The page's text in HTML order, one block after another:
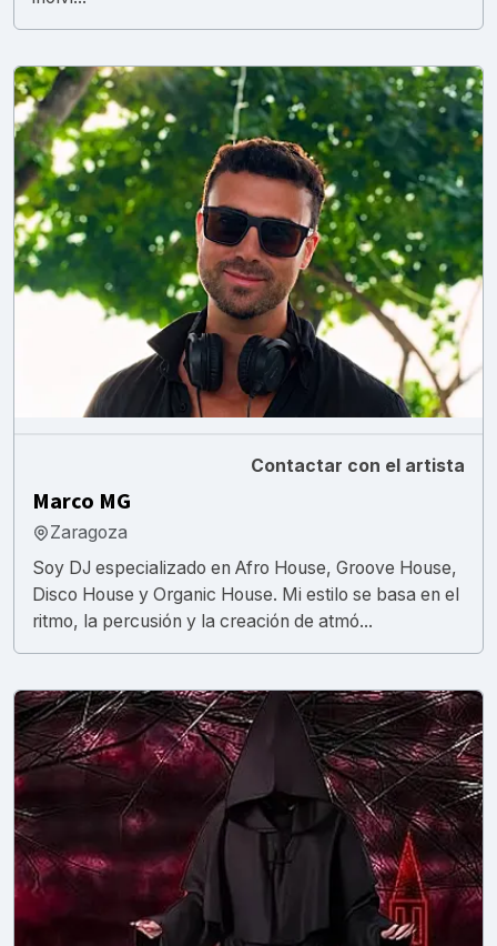
Contactar con el artista
Marco MG
Zaragoza
Soy DJ especializado en Afro House, Groove House,
Disco House y Organic House. Mi estilo se basa en el
ritmo, la percusión y la creación de atmó...